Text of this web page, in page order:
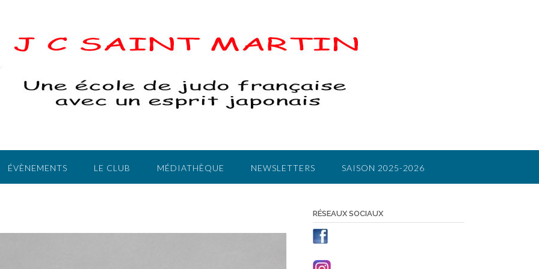
ÉVÈNEMENTS LE CLUB MÉDIATHÈQUE NEWSLETTERS SAISON 2025-2026
RÉSEAUX SOCIAUX